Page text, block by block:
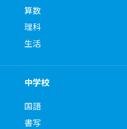
算数
理科
生活
中学校
国語
書写